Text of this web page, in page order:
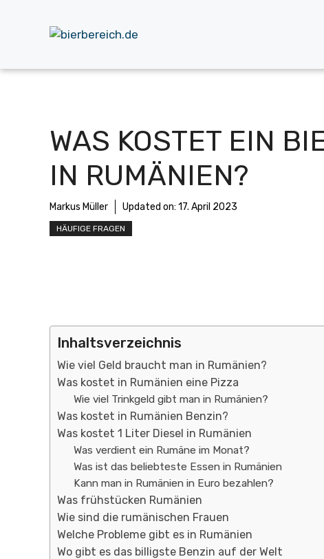
WAS KOSTET EIN
IN RUMÄNIEN?
Markus Müller Updated on: 17. April 2023
HÄUFIGE FRAGEN
Inhaltsverzeichnis
Wie viel Geld braucht man in Rumänien?
Was kostet in Rumänien eine Pizza
Wie viel Trinkgeld gibt man in Rumänien?
Was kostet in Rumänien Benzin?
Was kostet 1 Liter Diesel in Rumänien
Was verdient ein Rumäne im Monat?
Was ist das beliebteste Essen in Rumänien
Kann man in Rumänien in Euro bezahlen?
Was frühstücken Rumänien
Wie sind die rumänischen Frauen
Welche Probleme gibt es in Rumänien
Wo gibt es das billigste Benzin auf der Welt